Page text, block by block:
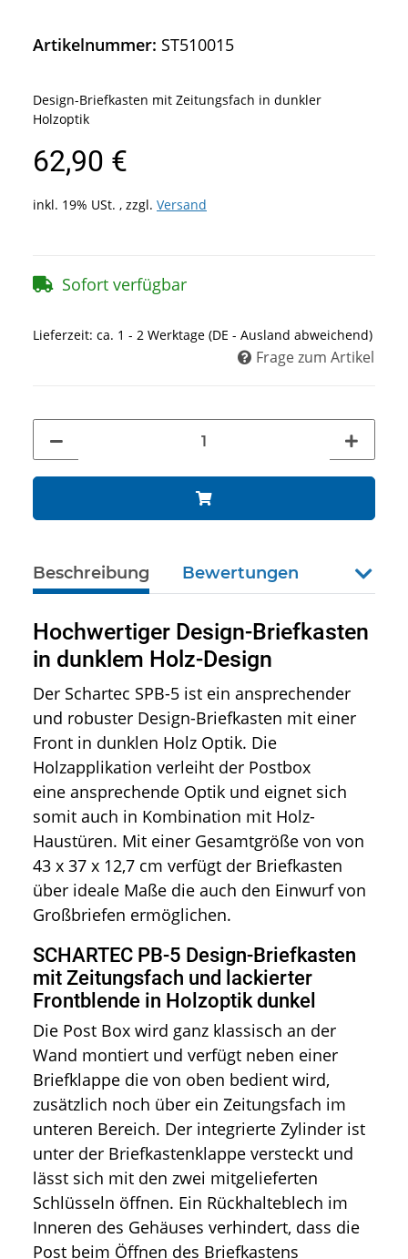
Artikelnummer: ST510015
Design-Briefkasten mit Zeitungsfach in dunkler
Holzoptik
62,90 €
inkl. 19% USt. , zzgl. Versand
Sofort verfügbar
Lieferzeit: ca. 1 - 2 Werktage (DE - Ausland abweichend)
Frage zum Artikel
Beschreibung Bewertungen
Hochwertiger Design-Briefkasten
in dunklem Holz-Design
Der Schartec SPB-5 ist ein ansprechender
und robuster Design-Briefkasten mit einer
Front in dunklen Holz Optik. Die
Holzapplikation verleiht der Postbox
eine ansprechende Optik und eignet sich
somit auch in Kombination mit Holz-
Haustüren. Mit einer Gesamtgröße von von
43 x 37 x 12,7 cm verfügt der Briefkasten
über ideale Maße die auch den Einwurf von
Großbriefen ermöglichen.
SCHARTEC PB-5 Design-Briefkasten
mit Zeitungsfach und lackierter
Frontblende in Holzoptik dunkel
Die Post Box wird ganz klassisch an der
Wand montiert und verfügt neben einer
Briefklappe die von oben bedient wird,
zusätzlich noch über ein Zeitungsfach im
unteren Bereich. Der integrierte Zylinder ist
unter der Briefkastenklappe versteckt und
lässt sich mit den zwei mitgelieferten
Schlüsseln öffnen. Ein Rückhalteblech im
Inneren des Gehäuses verhindert, dass die
Post beim Öffnen des Briefkastens